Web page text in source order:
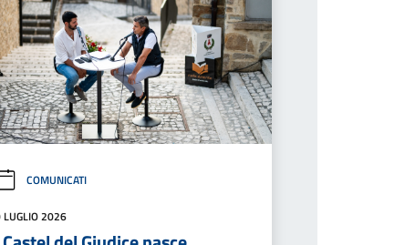
COMUNICATI
2026